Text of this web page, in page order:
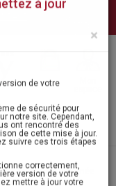
christiane plets née
à jour
de votre
de sécurité pour
notre site. Cependant,
ont rencontré des
de cette mise à jour.
suivre ces trois étapes